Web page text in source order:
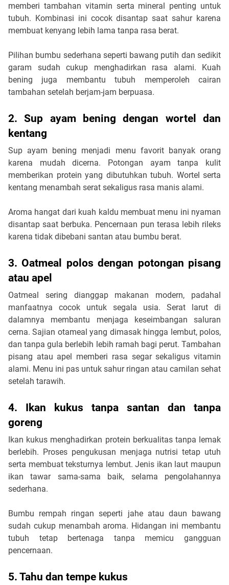
memberi tambahan vitamin serta mineral penting untuk
tubuh. Kombinasi ini cocok disantap saat sahur karena
membuat kenyang lebih lama tanpa rasa berat.
Pilihan bumbu sederhana seperti bawang putih dan sedikit
garam sudah cukup menghadirkan rasa alami. Kuah
bening juga membantu tubuh memperoleh cairan
tambahan setelah berjam-jam berpuasa.
2. Sup ayam bening dengan wortel dan
kentang
Sup ayam bening menjadi menu favorit banyak orang
karena mudah dicerna. Potongan ayam tanpa kulit
memberikan protein yang dibutuhkan tubuh. Wortel serta
kentang menambah serat sekaligus rasa manis alami.
Aroma hangat dari kuah kaldu membuat menu ini nyaman
disantap saat berbuka. Pencernaan pun terasa lebih rileks
karena tidak dibebani santan atau bumbu berat.
3. Oatmeal polos dengan potongan pisang
atau apel
Oatmeal sering dianggap makanan modern, padahal
manfaatnya cocok untuk segala usia. Serat larut di
dalamnya membantu menjaga keseimbangan saluran
cerna. Sajian otameal yang dimasak hingga lembut, polos,
dan tanpa gula berlebih lebih ramah bagi perut. Tambahan
pisang atau apel memberi rasa segar sekaligus vitamin
alami. Menu ini pas untuk sahur ringan atau camilan sehat
setelah tarawih.
4. Ikan kukus tanpa santan dan tanpa
goreng
Ikan kukus menghadirkan protein berkualitas tanpa lemak
berlebih. Proses pengukusan menjaga nutrisi tetap utuh
serta membuat teksturnya lembut. Jenis ikan laut maupun
ikan tawar sama-sama baik, selama pengolahannya
sederhana.
Bumbu rempah ringan seperti jahe atau daun bawang
sudah cukup menambah aroma. Hidangan ini membantu
tubuh tetap bertenaga tanpa memicu gangguan
pencernaan.
5. Tahu dan tempe kukus